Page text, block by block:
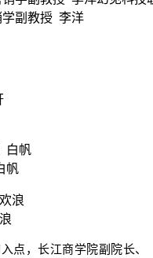
学副教授 李洋
帆
点，长江商学院副院长、